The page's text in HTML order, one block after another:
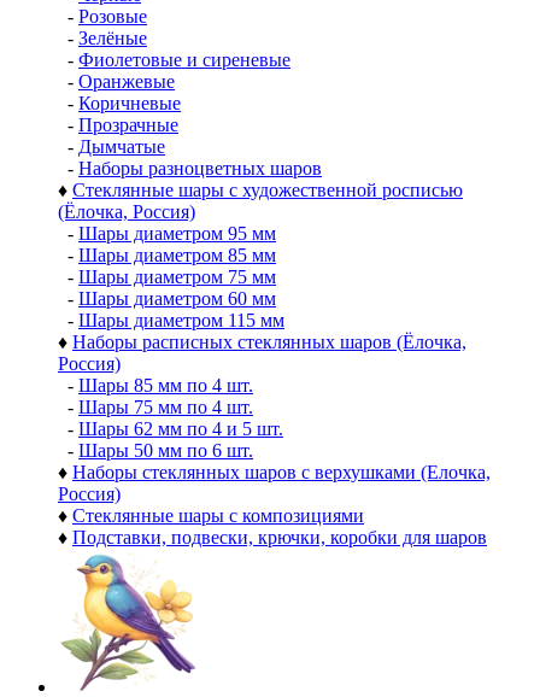
- Розовые
- Зелёные
- Фиолетовые и сиреневые
- Оранжевые
- Коричневые
- Прозрачные
- Дымчатые
- Наборы разноцветных шаров
♦ Стеклянные шары с художественной росписью
(Ёлочка, Россия)
- Шары диаметром 95 мм
- Шары диаметром 85 мм
- Шары диаметром 75 мм
- Шары диаметром 60 мм
- Шары диаметром 115 мм
♦ Наборы расписных стеклянных шаров (Ёлочка,
Россия)
- Шары 85 мм по 4 шт.
- Шары 75 мм по 4 шт.
- Шары 62 мм по 4 и 5 шт.
- Шары 50 мм по 6 шт.
♦ Наборы стеклянных шаров с верхушками (Елочка,
Россия)
♦ Стеклянные шары с композициями
♦ Подставки, подвески, крючки, коробки для шаров